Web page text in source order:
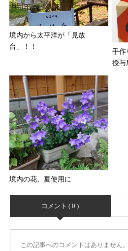
境内から太平洋が「見放
台」！！
手
授与
境内の花、夏使用に
コメント ( 0 )
この記事へのコメントはありません。